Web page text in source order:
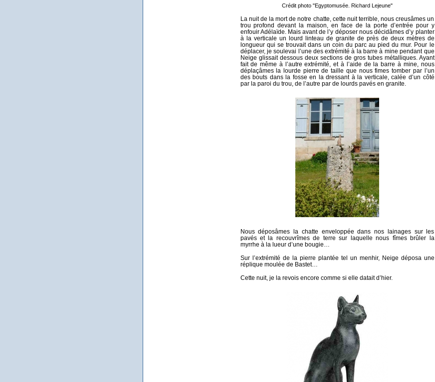
Crédit photo "Egyptomusée. Richard Lejeune"
La nuit de la mort de notre chatte, cette nuit terrible, nous creusâmes un
trou profond devant la maison, en face de la porte d’entrée pour y
enfouir Adélaïde. Mais avant de l’y déposer nous décidâmes d’y planter
à la verticale un lourd linteau de granite de près de deux mètres de
longueur qui se trouvait dans un coin du parc au pied du mur. Pour le
déplacer, je soulevai l’une des extrémité à la barre à mine pendant que
Neige glissait dessous deux sections de gros tubes métalliques. Ayant
fait de même à l’autre extrémité, et à l’aide de la barre à mine, nous
déplaçâmes la lourde pierre de taille que nous fimes tomber par l’un
des bouts dans la fosse en la dressant à la verticale, calée d’un côté
par la paroi du trou, de l’autre par de lourds pavés en granite.
Nous déposâmes la chatte enveloppée dans nos lainages sur les
pavés et la recouvrîmes de terre sur laquelle nous fîmes brûler la
myrrhe à la lueur d’une bougie…
Sur l’extrémité de la pierre plantée tel un menhir, Neige déposa une
réplique moulée de Bastet…
Cette nuit, je la revois encore comme si elle datait d’hier.